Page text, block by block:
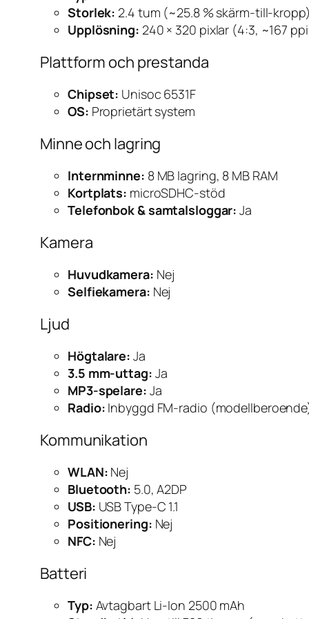
Storlek: 2.4 tum (~25.8 % skärm-till-
Upplösning: 240 × 320 pixlar (4:3, ~167
Plattform och prestanda
Chipset: Unisoc 6531F
OS: Proprietärt system
Minne och lagring
Internminne: 8 MB lagring, 8 MB RAM
Kortplats: microSDHC-stöd
Telefonbok & samtalsloggar: Ja
Kamera
Huvudkamera: Nej
Selfiekamera: Nej
Ljud
Högtalare: Ja
3.5 mm-uttag: Ja
MP3-spelare: Ja
Radio: Inbyggd FM-radio
Kommunikation
WLAN: Nej
Bluetooth: 5.0, A2DP
USB: USB Type-C 1.1
Positionering: Nej
NFC: Nej
Batteri
Typ: Avtagbart Li-Ion 2500 mAh